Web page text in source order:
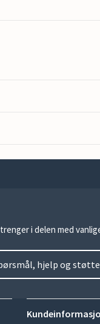
i delen med
hjelp og støtte